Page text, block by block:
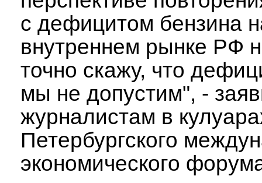
с дефицитом бензина
внутреннем рынке РФ
точно скажу, что
мы не допустим", -
журналистам в
Петербургского
экономического